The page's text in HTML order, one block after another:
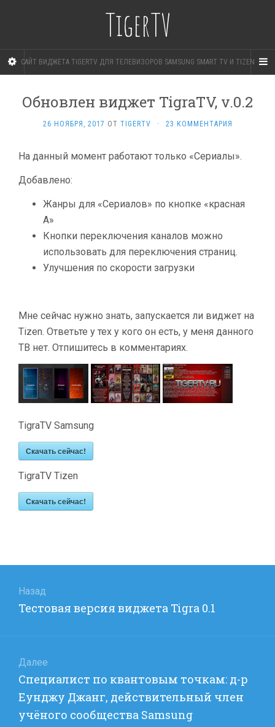
TigerTV
САЙТ ВИДЖЕТА TIGERTV ДЛЯ ТЕЛЕВИЗОРОВ SAMSUNG SMART TV И TIZEN
Обновлен виджет TigraTV, v.0.2
26 НОЯБРЯ, 2017 ОТ TIGERTV · 23 КОММЕНТАРИЯ
На данный момент работают только «Сериалы».
Добавлено:
Жанры для «Сериалов» по кнопке «красная
A»
Кнопки переключения каналов можно
использовать для переключения страниц.
Улучшения по скорости загрузки
Мне сейчас нужно знать, запускается ли виджет на
Tizen. Ответьте у тех у кого он есть, у меня данного
ТВ нет. Отпишитесь в комментариях.
TigraTV Samsung
Скачать сейчас!
TigraTV Tizen
Скачать сейчас!
по
записям
Назад
Предыдущая
Тестовая версия виджетa Tigra 0.1
Далее
Следующая
запись:
Специалист по квантовым точкам: д-р
Еунджу Джанг, действительный член
учёного сообщества Samsung